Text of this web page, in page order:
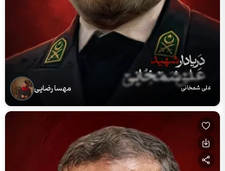
علی شمخانی مهسا رضایی